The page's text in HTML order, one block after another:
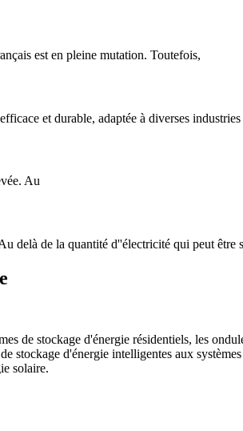
est en pleine mutation. Toutefois,
et durable, adaptée à diverses
Au
delà de la quantité d''électricité qui peut être
de stockage d'énergie résidentiels, les
stockage d'énergie intelligentes aux
solaire.